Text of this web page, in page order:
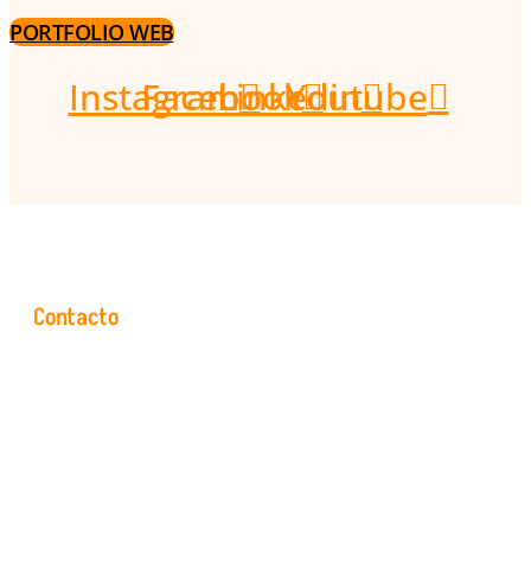
PORTFOLIO WEB
Instagram
Facebook
Linkedin
Youtube
Contacto